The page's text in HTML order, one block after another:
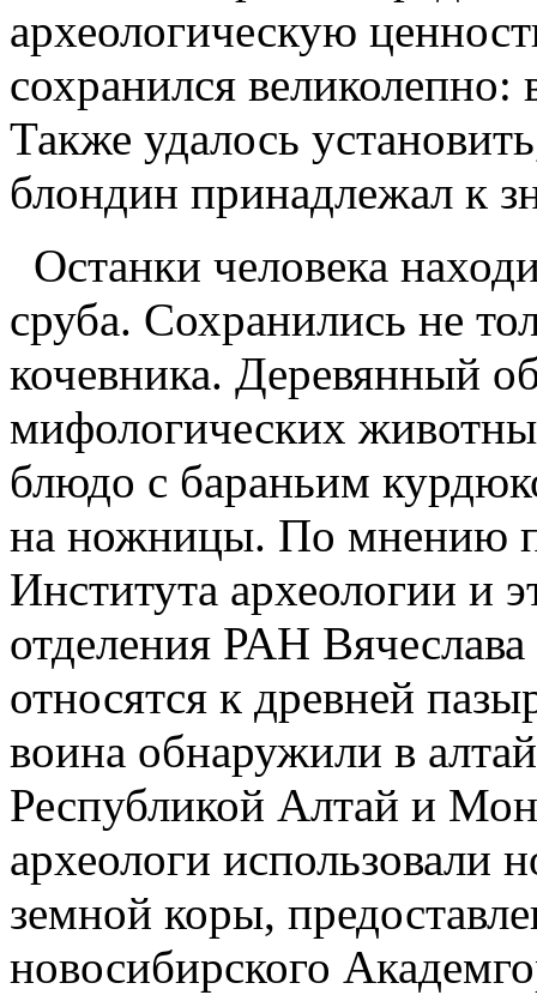
археологическую
сохранился
Также удалось
блондин принадлежал к
Останки человека
сруба. Сохранились не
кочевника. Деревянный
мифологических
блюдо с бараньим
на ножницы. По мнению
Института археологии и
отделения РАН
относятся к древней
воина обнаружили в
Республикой Алтай и
археологи использовали
земной коры,
новосибирского